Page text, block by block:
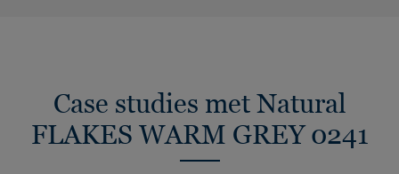
Case studies met Natural
FLAKES WARM GREY 0241